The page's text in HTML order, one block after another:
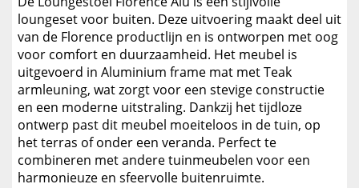
loungeset voor buiten. Deze uitvoering maakt deel uit
van de Florence productlijn en is ontworpen met oog
voor comfort en duurzaamheid. Het meubel is
uitgevoerd in Aluminium frame mat met Teak
armleuning, wat zorgt voor een stevige constructie
en een moderne uitstraling. Dankzij het tijdloze
ontwerp past dit meubel moeiteloos in de tuin, op
het terras of onder een veranda. Perfect te
combineren met andere tuinmeubelen voor een
harmonieuze en sfeervolle buitenruimte.